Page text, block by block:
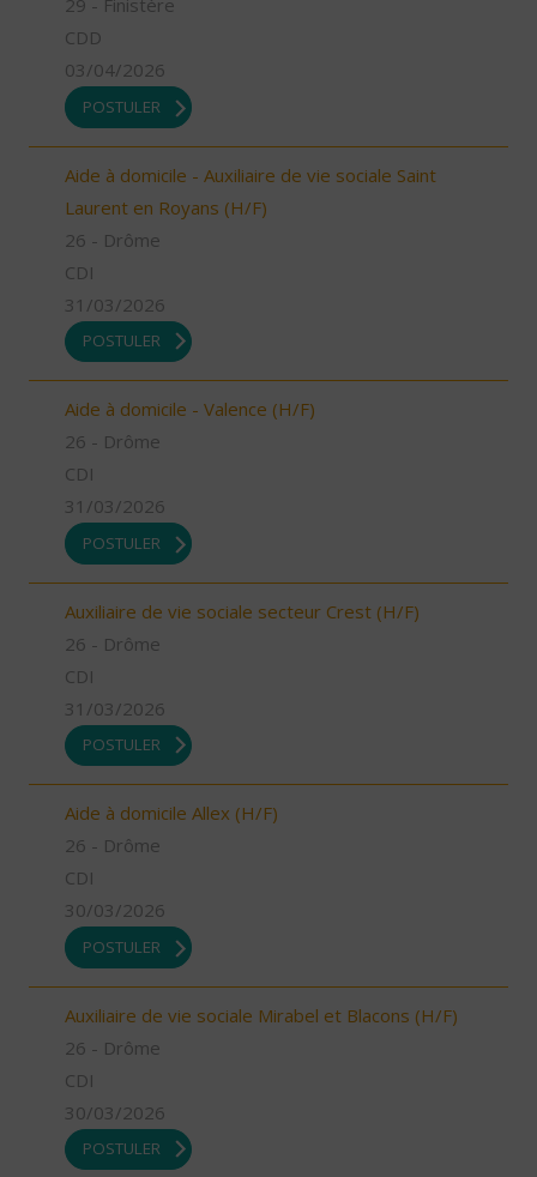
29 - Finistère
CDD
03/04/2026
POSTULER
Aide à domicile - Auxiliaire de vie sociale Saint
Laurent en Royans (H/F)
26 - Drôme
CDI
31/03/2026
POSTULER
Aide à domicile - Valence (H/F)
26 - Drôme
CDI
31/03/2026
POSTULER
Auxiliaire de vie sociale secteur Crest (H/F)
26 - Drôme
CDI
31/03/2026
POSTULER
Aide à domicile Allex (H/F)
26 - Drôme
CDI
30/03/2026
POSTULER
Auxiliaire de vie sociale Mirabel et Blacons (H/F)
26 - Drôme
CDI
30/03/2026
POSTULER